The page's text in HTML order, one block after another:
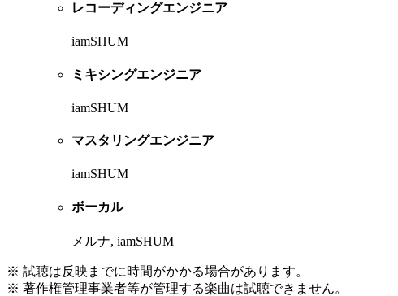
レコーディングエンジニア
iamSHUM
ミキシングエンジニア
iamSHUM
マスタリングエンジニア
iamSHUM
ボーカル
メルナ, iamSHUM
※ 試聴は反映までに時間がかかる場合があります。
※ 著作権管理事業者等が管理する楽曲は試聴できません。